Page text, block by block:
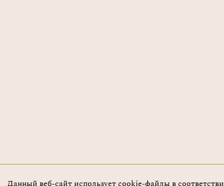
Данный веб-сайт использует cookie-файлы в